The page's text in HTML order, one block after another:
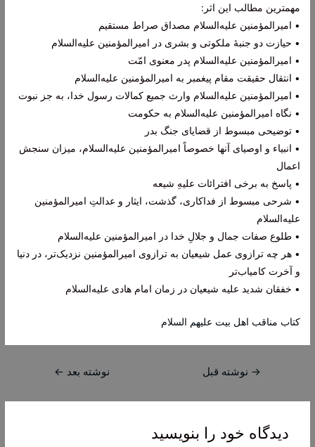
مهمترین مطالب این اثر:
• امیرالمؤمنین علیه‌السلام مصداق صراط مستقیم
• حیازت دو جنبۀ ملکوتی و بشری در امیرالمؤمنین علیه‌السلام
• امیرالمؤمنین علیه‌السلام پدر معنوی امّت
• انتقال حقیقت مقام پیغمبر به امیرالمؤمنین علیه‌السلام
• امیرالمؤمنین علیه‌السلام وارث جمیع کمالات رسول خدا، به جز نبوت
• نگاه امیرالمؤمنین علیه‌السلام به حکومت
• توضیحی مبسوط از قضایای جنگ بدر
• انبیاء و اوصیای آنها خصوصاً امیرالمؤمنین علیه‌السلام، میزان سنجش
اعمال
• پاسخ به برخی افترائات علیهِ شیعه
• شرحی مبسوط از فداکاری‌، گذشت، ایثار و عدالتِ امیرالمؤمنین
علیه‌السلام
• طلوع صفات جمال و جلالِ خدا در امیرالمؤمنین علیه‌السلام
• هر چه ترازوی عمل شیعیان به ترازوی امیرالمؤمنین نزدیک‌تر، در دنیا
و آخرت کامیاب‌تر
• خفقان شدید علیه شیعیان در زمان امام هادی‌ علیه‌السلام
کتاب مناقب اهل بیت علیهم السلام
راهبری
→ نوشته قبل نوشته بعد ←
دیدگاه‌ خود را بنویسید